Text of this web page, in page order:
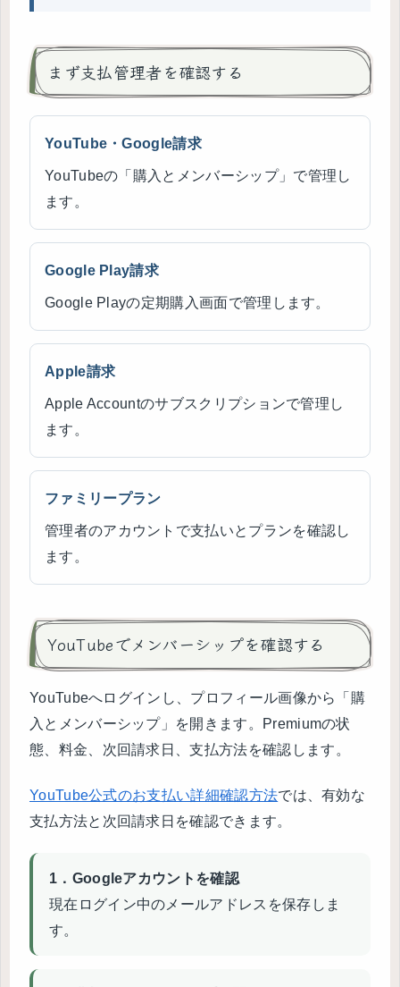
まず支払管理者を確認する
YouTube・Google請求
YouTubeの「購入とメンバーシップ」で管理し
ます。
Google Play請求
Google Playの定期購入画面で管理します。
Apple請求
Apple Accountのサブスクリプションで管理し
ます。
ファミリープラン
管理者のアカウントで支払いとプランを確認し
ます。
YouTubeでメンバーシップを確認する
YouTubeへログインし、プロフィール画像から「購
入とメンバーシップ」を開きます。Premiumの状
態、料金、次回請求日、支払方法を確認します。
YouTube公式のお支払い詳細確認方法では、有効な
支払方法と次回請求日を確認できます。
1．Googleアカウントを確認
現在ログイン中のメールアドレスを保存しま
す。